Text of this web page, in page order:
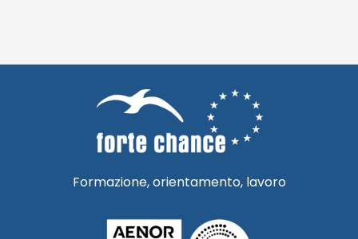
Formazione, orientamento, lavoro